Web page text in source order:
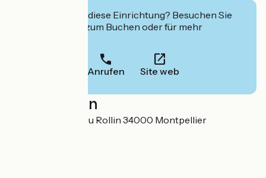
Interessiert Sie diese Einrichtung? Besuchen Sie
deren Website zum Buchen oder für mehr
Anrufen Site web
Localisation
10, boulevard Ledru Rollin 34000 Montpellier